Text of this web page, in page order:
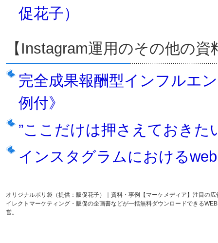
促花子）
【Instagram運用のその他の資
完全成果報酬型インフルエ
例付》
”ここだけは押さえておきた
インスタグラムにおける
オリジナルポリ袋（提供：販促花子）｜資料・事例【マーケメディア】注目の
イレクトマーケティング・販促の企画書などが一括無料ダウンロードできる
営。